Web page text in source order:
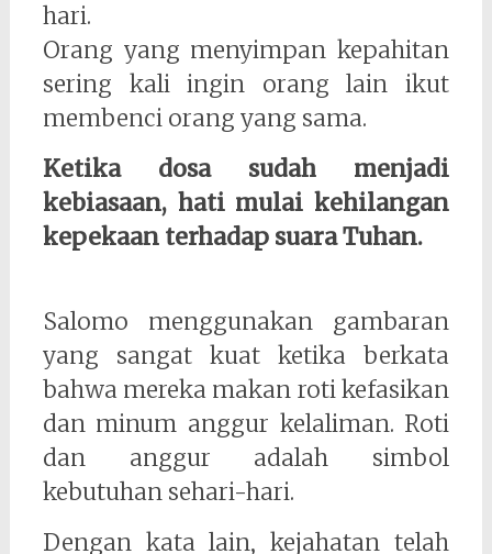
hari.
Orang yang menyimpan kepahitan
sering kali ingin orang lain ikut
membenci orang yang sama.
Ketika dosa sudah menjadi
kebiasaan, hati mulai kehilangan
kepekaan terhadap suara Tuhan.
Salomo menggunakan gambaran
yang sangat kuat ketika berkata
bahwa mereka makan roti kefasikan
dan minum anggur kelaliman. Roti
dan anggur adalah simbol
kebutuhan sehari-hari.
Dengan kata lain, kejahatan telah